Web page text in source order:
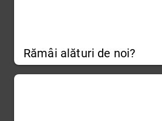
Rămâi alături de noi?